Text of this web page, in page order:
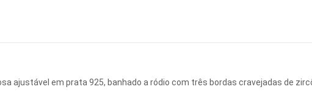
ajustável em prata 925, banhado a ródio com três bordas cravejadas de